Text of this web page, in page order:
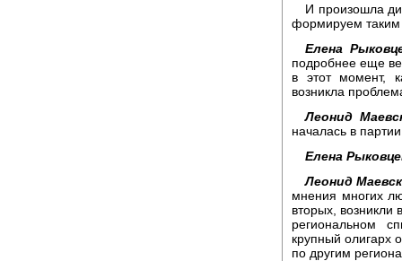
И произошла
формируем таким
Елена
подробнее еще
в этот момент,
возникла
Леонид
началась в
Елена
Леонид
мнения многих
вторых, возникли
региональном
крупный олигарх
по другим